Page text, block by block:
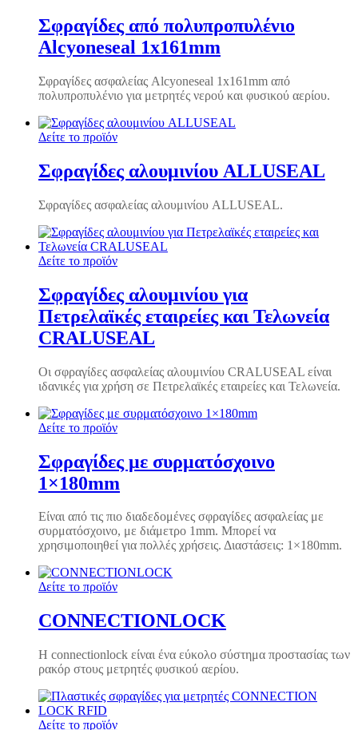
Σφραγίδες από πολυπροπυλένιο
Alcyoneseal 1x161mm
Σφραγίδες ασφαλείας Alcyoneseal 1x161mm από
πολυπροπυλένιο για μετρητές νερού και φυσικού αερίου.
Δείτε το προϊόν
Σφραγίδες αλουμινίου ALLUSEAL
Σφραγίδες ασφαλείας αλουμινίου ALLUSEAL.
Δείτε το προϊόν
Σφραγίδες αλουμινίου για
Πετρελαϊκές εταιρείες και Τελωνεία
CRALUSEAL
Οι σφραγίδες ασφαλείας αλουμινίου CRALUSEAL είναι
ιδανικές για χρήση σε Πετρελαϊκές εταιρείες και Τελωνεία.
Δείτε το προϊόν
Σφραγίδες με συρματόσχοινο
1×180mm
Είναι από τις πιο διαδεδομένες σφραγίδες ασφαλείας με
συρματόσχοινο, με διάμετρο 1mm. Μπορεί να
χρησιμοποιηθεί για πολλές χρήσεις. Διαστάσεις: 1×180mm.
Δείτε το προϊόν
CONNECTIONLOCK
Η connectionlock είναι ένα εύκολο σύστημα προστασίας των
ρακόρ στους μετρητές φυσικού αερίου.
Δείτε το προϊόν